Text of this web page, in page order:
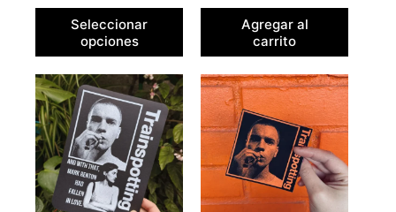
Seleccionar
opciones
producto
tiene
variantes.
Las
opciones
se
pueden
elegir
en
la
página
Agregar al
carrito